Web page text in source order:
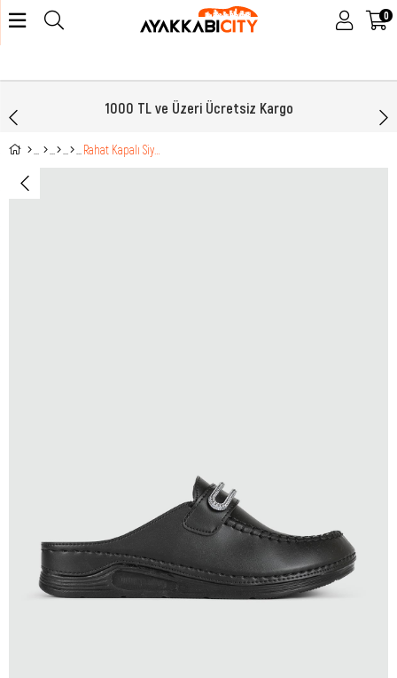
0
1000 TL ve Üzeri Ücretsiz Kargo